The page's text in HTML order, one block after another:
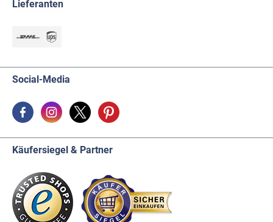
Lieferanten
Social-Media
Käufersiegel & Partner